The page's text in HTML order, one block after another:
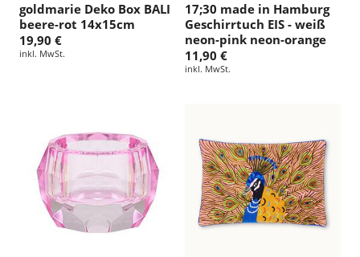
goldmarie Deko Box BALI
beere-rot 14x15cm
19,90 €
inkl. MwSt.
17;30 made in Hamburg
Geschirrtuch EIS - weiß
neon-pink neon-orange
11,90 €
inkl. MwSt.